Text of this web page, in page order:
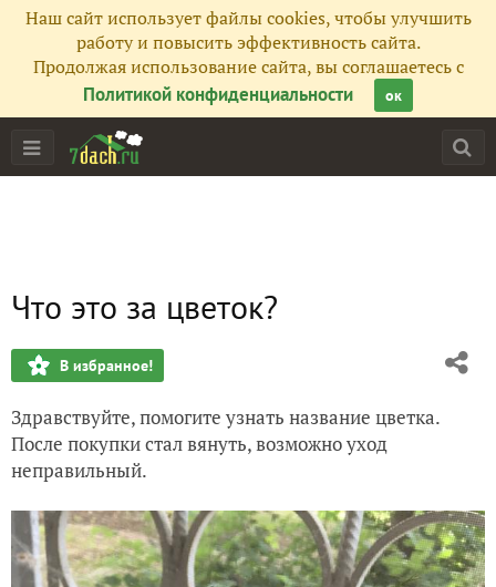
Наш сайт использует файлы cookies, чтобы улучшить
работу и повысить эффективность сайта.
Продолжая использование сайта, вы соглашаетесь с
Политикой конфиденциальности
ок
Что это за цветок?
В избранное!
Здравствуйте, помогите узнать название цветка.
После покупки стал вянуть, возможно уход
неправильный.